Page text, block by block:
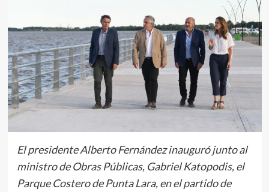
El presidente Alberto Fernández inauguró junto al
ministro de Obras Públicas, Gabriel Katopodis, el
Parque Costero de Punta Lara, en el partido de